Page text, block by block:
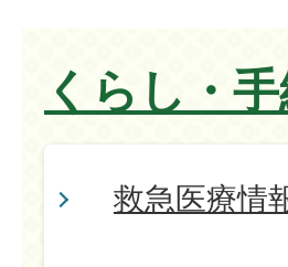
くらし・手
救急医療情